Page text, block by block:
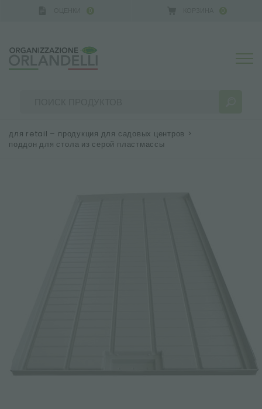
0 0
для retail – продукция для садовых центров >
поддон для стола из серой пластмассы